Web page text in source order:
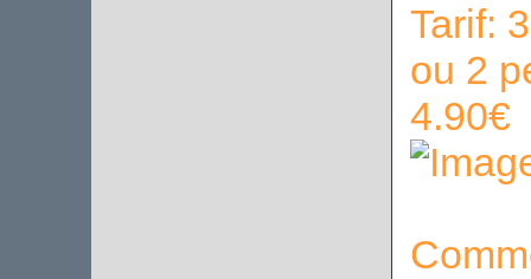
Tarif:
ou 2
4.90€